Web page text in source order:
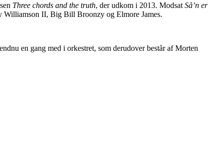
Three chords and the truth, der udkom i 2013. Modsat Så’n er
Williamson II, Big Bill Broonzy og Elmore James.
en gang med i orkestret, som derudover består af Morten